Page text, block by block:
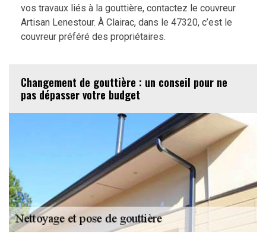
vos travaux liés à la gouttière, contactez le couvreur
Artisan Lenestour. À Clairac, dans le 47320, c’est le
couvreur préféré des propriétaires.
Changement de gouttière : un conseil pour ne
pas dépasser votre budget